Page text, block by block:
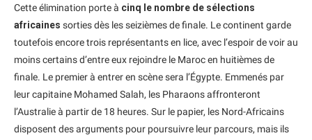
Cette élimination porte à cinq le nombre de sélections
africaines sorties dès les seizièmes de finale. Le continent garde
toutefois encore trois représentants en lice, avec l’espoir de voir au
moins certains d’entre eux rejoindre le Maroc en huitièmes de
finale. Le premier à entrer en scène sera l’Égypte. Emmenés par
leur capitaine Mohamed Salah, les Pharaons affronteront
l’Australie à partir de 18 heures. Sur le papier, les Nord-Africains
disposent des arguments pour poursuivre leur parcours, mais ils